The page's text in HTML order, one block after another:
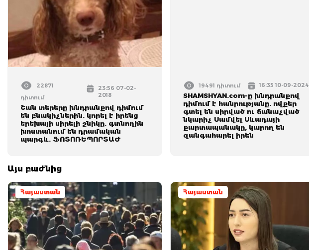
22871
դիտում
23:56 07-02-
2018
Շան տերերը խնդրանքով դիմում
են բնակիչներին. կորել է իրենց
երեխայի սիրելի շնիկը. գտնողին
խոստանում են դրամական
պարգև. ՖՈՏՈՌԵՊՈՐՏԱԺ
19491 դիտում 16:35 10-09-2024
SHAMSHYAN.com-ը խնդրանքով
դիմում է հանրությանը. ովքեր
գտել են սիրված ու ճանաչված
նկարիչ Սամվել Սևադայի
քարտապանակը, կարող են
զանգահարել իրեն
Այս բաժնից
Հայաստան Հայաստան